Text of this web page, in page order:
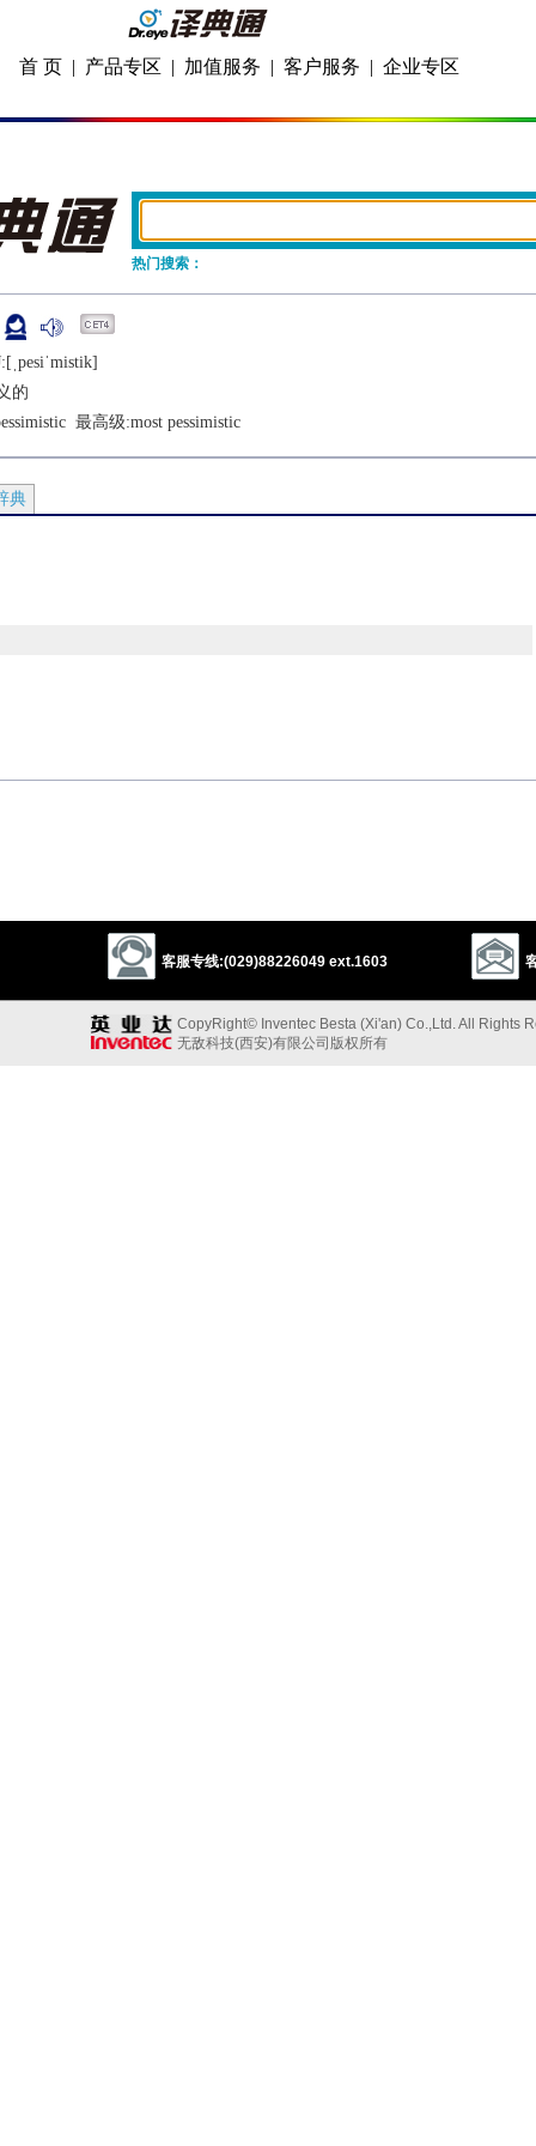
首 页 | 产品专区 | 加值服务 | 客户服务 | 企业专区
热门搜索：
的
最高级:most pessimistic
典
客服专线:(029)88226049 ext.1603
CopyRight© Inventec Besta (Xi'an) Co.,Ltd. All Rights
无敌科技(西安)有限公司版权所有